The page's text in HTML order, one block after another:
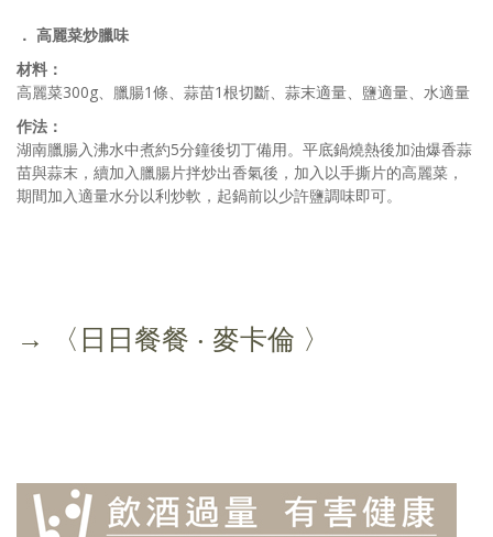
． 高麗菜炒臘味
材料：
高麗菜300g、臘腸1條、蒜苗1根切斷、蒜末適量、鹽適量、水適量
作法：
湖南臘腸入沸水中煮約5分鐘後切丁備用。平底鍋燒熱後加油爆香蒜
苗與蒜末，續加入臘腸片拌炒出香氣後，加入以手撕片的高麗菜，
期間加入適量水分以利炒軟，起鍋前以少許鹽調味即可。
→ 〈日日餐餐 ‧ 麥卡倫 〉